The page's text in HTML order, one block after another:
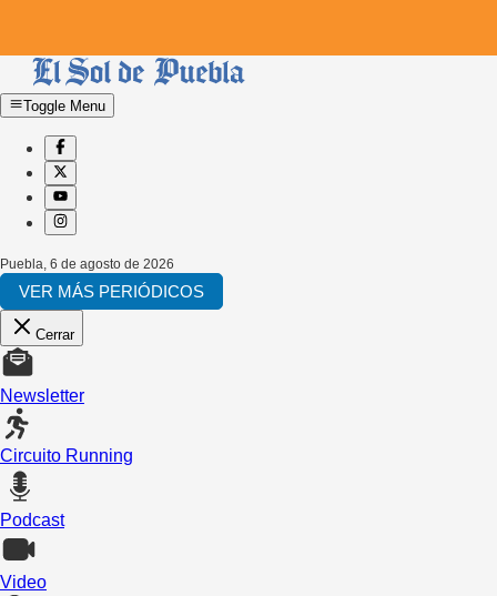
Toggle Menu
Puebla 6 de agosto de 2026
VER MÁS PERIÓDICOS
Cerrar
Newsletter
Circuito Running
Podcast
Video